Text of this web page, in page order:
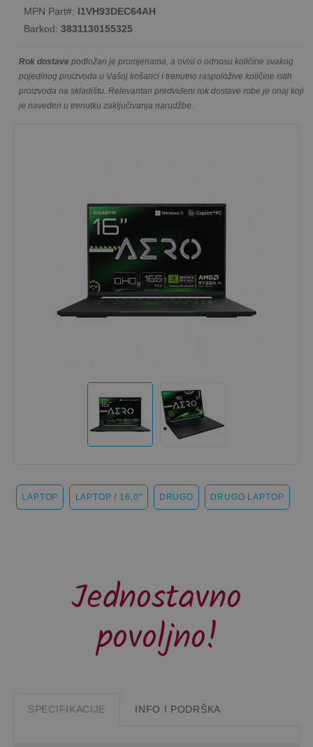
LAPTOP LAPTOP / 16,0" DRUGO DRUGO LAPTOP
MPN Part#: I1VH93DEC64AH
Barkod: 3831130155325
Rok dostave podložan je promjenama, a ovisi o odnosu količine svakog
pojedinog proizvoda u Vašoj košarici i trenutno raspoložive količine istih
proizvoda na skladištu. Relevantan predviđeni rok dostave robe je onaj koji
je naveden u trenutku zaključivanja narudžbe.
Jednostavno
povoljno!
SPECIFIKACIJE INFO I PODRŠKA